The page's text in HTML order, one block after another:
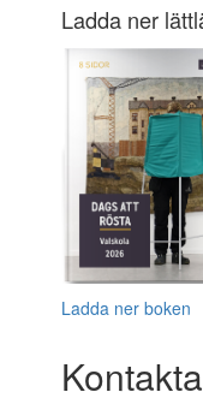
Ladda ner
Ladda ner boken